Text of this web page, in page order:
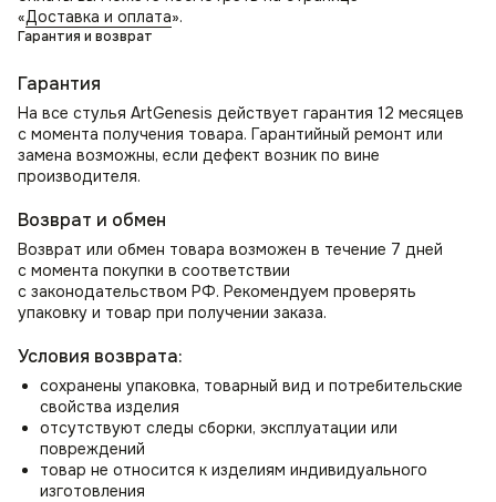
элемент декора и место ожидания.
Мягкие кресла для спальни
Как стулья для спальни могут стать местом для
утреннего просмотра новостей или использоваться как
стул для туалетного столика.
Стул для школьника или студента
В комнате школьника создаст уютную атмосферу для
учебы и занятий. Для студента станет идеальным местом
для работы над проектами.
«Доставка и оплата».
Гарантия и возврат
Гарантия
На все стулья ArtGenesis действует гарантия 12 месяцев
с момента получения товара. Гарантийный ремонт или
замена возможны, если дефект возник по вине
производителя.
Возврат и обмен
Возврат или обмен товара возможен в течение 7 дней
с момента покупки в соответствии
с законодательством РФ. Рекомендуем проверять
упаковку и товар при получении заказа.
Условия возврата:
сохранены упаковка, товарный вид и потребительские
свойства изделия
отсутствуют следы сборки, эксплуатации или
повреждений
товар не относится к изделиям индивидуального
изготовления